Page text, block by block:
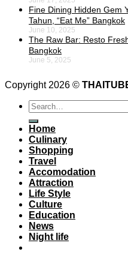
Fine Dining Hidden Gem
Tahun, “Eat Me” Bangkok
June 10, 2025
The Raw Bar: Resto
Bangkok
June 5, 2025
Copyright 2026 ©
Home
Culinary
Shopping
Travel
Accomodation
Attraction
Life Style
Culture
Education
News
Night life